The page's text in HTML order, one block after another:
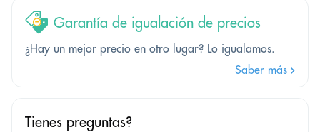
Garantía de igualación de precios
¿Hay un mejor precio en otro lugar? Lo igualamos.
Saber más
Tienes preguntas?